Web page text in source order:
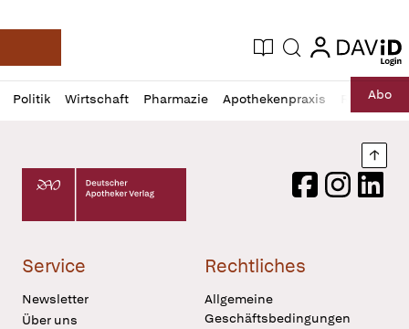
Deutsche Apotheker Zeitung
Aktuelle Ausgabe
Suche login
login
Politik Wirtschaft Pharmazie Apothekenpraxis RechtAbo
Profil
öffnen
Daz
Pur
Deutscher Apotheker Verlag Logo
FacebookInstagram
Service
Newsletter
Über uns
Rechtliches
Allgemeine
Geschäftsbedingungen